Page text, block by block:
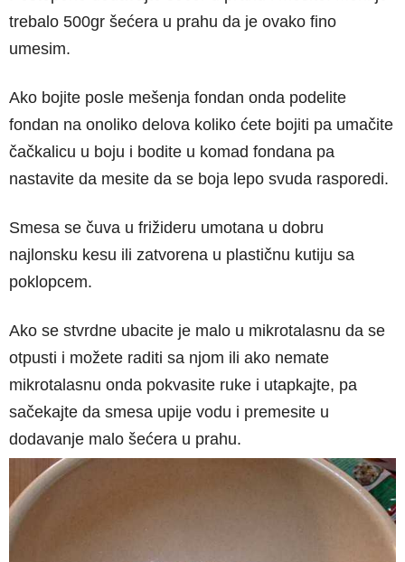
trebalo 500gr šećera u prahu da je ovako fino
umesim.
Ako bojite posle mešenja fondan onda podelite
fondan na onoliko delova koliko ćete bojiti pa umačite
čačkalicu u boju i bodite u komad fondana pa
nastavite da mesite da se boja lepo svuda rasporedi.
Smesa se čuva u frižideru umotana u dobru
najlonsku kesu ili zatvorena u plastičnu kutiju sa
poklopcem.
Ako se stvrdne ubacite je malo u mikrotalasnu da se
otpusti i možete raditi sa njom ili ako nemate
mikrotalasnu onda pokvasite ruke i utapkajte, pa
sačekajte da smesa upije vodu i premesite u
dodavanje malo šećera u prahu.